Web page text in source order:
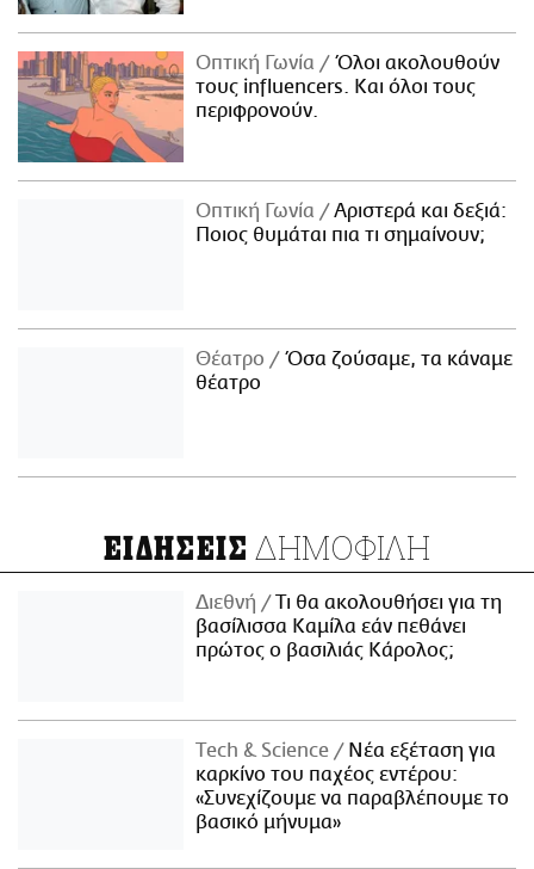
Οπτική Γωνία
Όλοι ακολουθούν
τους influencers. Και όλοι τους
περιφρονούν.
Οπτική Γωνία
Αριστερά και δεξιά:
Ποιος θυμάται πια τι σημαίνουν;
Θέατρο
Όσα ζούσαμε, τα κάναμε
θέατρο
ΕΙΔΗΣΕΙΣ ΔΗΜΟΦΙΛΗ
Διεθνή
Τι θα ακολουθήσει για τη
βασίλισσα Καμίλα εάν πεθάνει
πρώτος ο βασιλιάς Κάρολος;
Τech & Science
Νέα εξέταση για
καρκίνο του παχέος εντέρου:
«Συνεχίζουμε να παραβλέπουμε το
βασικό μήνυμα»